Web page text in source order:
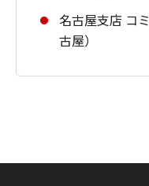
名古屋支店 コ
古屋）